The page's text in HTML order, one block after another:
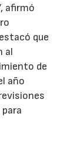
afirmó
que
al
de
año